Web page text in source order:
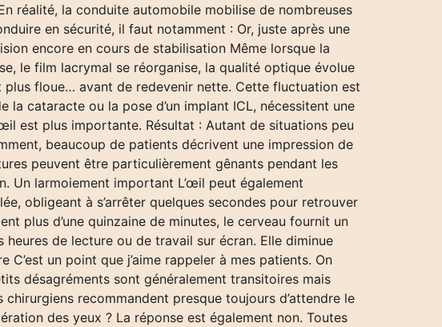
réalité, la conduite automobile mobilise de nombreuses
en sécurité, il faut notamment : Or, juste après une
encore en cours de stabilisation Même lorsque la
le film lacrymal se réorganise, la qualité optique évolue
floue… avant de redevenir nette. Cette fluctuation est
cataracte ou la pose d’un implant ICL, nécessitent une
est plus importante. Résultat : Autant de situations peu
beaucoup de patients décrivent une impression de
peuvent être particulièrement gênants pendant les
Un larmoiement important L’œil peut également
obligeant à s’arrêter quelques secondes pour retrouver
plus d’une quinzaine de minutes, le cerveau fournit un
de lecture ou de travail sur écran. Elle diminue
un point que j’aime rappeler à mes patients. On
désagréments sont généralement transitoires mais
recommandent presque toujours d’attendre le
des yeux ? La réponse est également non. Toutes